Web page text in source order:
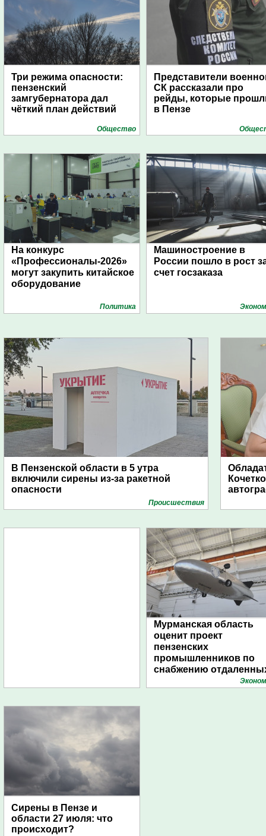
Три режима опасности:
пензенский
замгубернатора дал
чёткий план действий
Общество
Представители
СК рассказали про
рейды, которые
в Пензе
На конкурс
«Профессионалы-2026»
могут закупить китайское
оборудование
Политика
Машиностроение в
России пошло в рост
счет госзаказа
В Пензенской области в 5 утра
включили сирены из-за ракетной
опасности
Проиcшествия
Мурманская область
оценит проект
пензенских
промышленников по
снабжению
поселений с помощью
Сирены в Пензе и
области 27 июля: что
происходит?